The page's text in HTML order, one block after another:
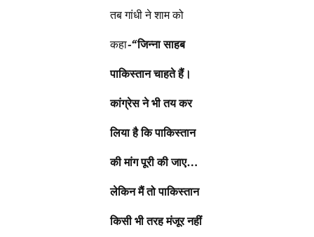
तब गांधी ने शाम को
कहा-“जिन्ना साहब
पाकिस्तान चाहते हैं।
कांग्रेस ने भी तय कर
लिया है कि पाकिस्तान
की मांग पूरी की जाए…
लेकिन मैं तो पाकिस्तान
किसी भी तरह मंजूर नहीं